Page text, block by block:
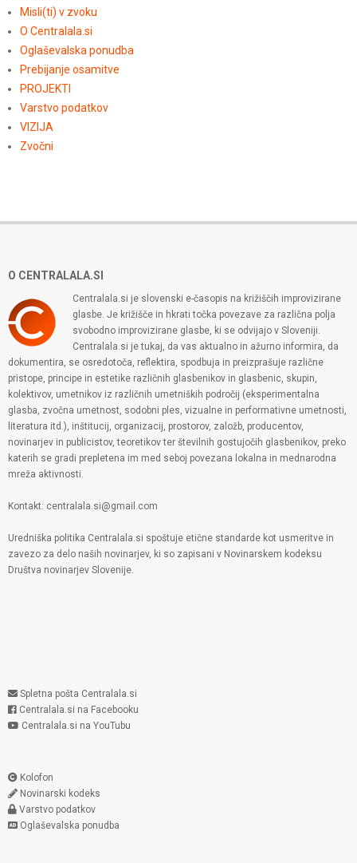
Misli(ti) v zvoku
O Centralala.si
Oglaševalska ponudba
Prebijanje osamitve
PROJEKTI
Varstvo podatkov
VIZIJA
Zvočni
O CENTRALALA.SI
Centralala.si je slovenski e-časopis na križiščih improvizirane
glasbe. Je križišče in hkrati točka povezave za različna polja
svobodno improvizirane glasbe, ki se odvijajo v Sloveniji.
Centralala.si je tukaj, da vas aktualno in ažurno informira, da
dokumentira, se osredotoča, reflektira, spodbuja in preizprašuje različne
pristope, principe in estetike različnih glasbenikov in glasbenic, skupin,
kolektivov, umetnikov iz različnih umetniških področij (eksperimentalna
glasba, zvočna umetnost, sodobni ples, vizualne in performativne umetnosti,
literatura itd.), inštitucij, organizacij, prostorov, založb, producentov,
novinarjev in publicistov, teoretikov ter številnih gostujočih glasbenikov, preko
katerih se gradi prepletena im med seboj povezana lokalna in mednarodna
mreža aktivnosti.
Kontakt: centralala.si@gmail.com
Uredniška politika Centralala.si spoštuje etične standarde kot usmeritve in
zavezo za delo naših novinarjev, ki so zapisani v Novinarskem kodeksu
Društva novinarjev Slovenije.
Spletna pošta Centralala.si
Centralala.si na Facebooku
Centralala.si na YouTubu
Kolofon
Novinarski kodeks
Varstvo podatkov
Oglaševalska ponudba